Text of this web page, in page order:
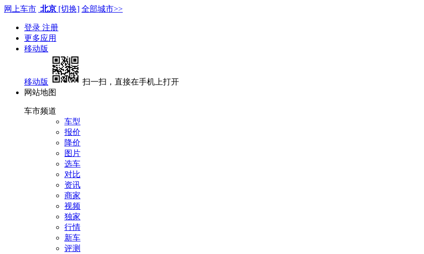
网上车市 北京 [切换] 全部城市>>
登录 注册
更多应用
移动版
移动版
扫一扫，直接在手机上打开
网站地图
车市频道
车型
报价
降价
图片
选车
对比
资讯
商家
视频
独家
行情
新车
评测